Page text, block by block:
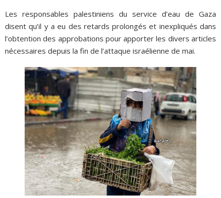
Les responsables palestiniens du service d’eau de Gaza
disent qu’il y a eu des retards prolongés et inexpliqués dans
l’obtention des approbations pour apporter les divers articles
nécessaires depuis la fin de l’attaque israélienne de mai.